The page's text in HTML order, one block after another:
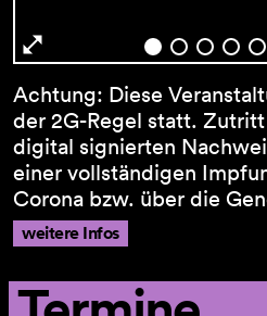
Newsletter
Vorname …
Nachname …
E-Mail Adresse …
Theaterpädagogik
Achtung: Diese
der 2G-Regel statt.
digital signierten
einer vollständigen
Corona bzw. über die
weitere Infos